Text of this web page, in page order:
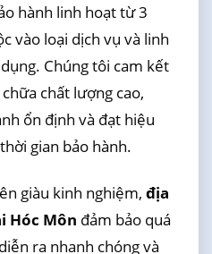
hành linh hoạt từ 3
vào loại dịch vụ và linh
Chúng tôi cam kết
chất lượng cao,
ổn định và đạt hiệu
gian bảo hành.
giàu kinh nghiệm, địa
Hóc Môn đảm bảo quá
ra nhanh chóng và